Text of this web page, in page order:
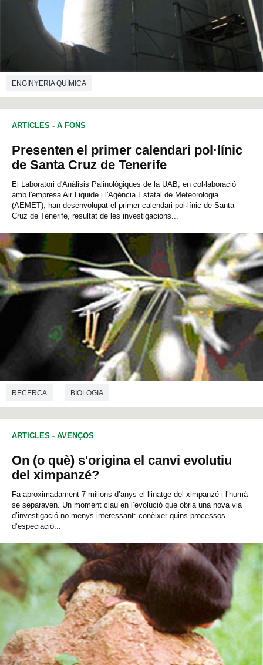
ENGINYERIA QUÍMICA
ARTICLES - A FONS
Presenten el primer calendari pol·línic
de Santa Cruz de Tenerife
El Laboratori d'Anàlisis Palinològiques de la UAB, en col·laboració
amb l'empresa Air Liquide i l'Agència Estatal de Meteorologia
(AEMET), han desenvolupat el primer calendari pol·línic de Santa
Cruz de Tenerife, resultat de les investigacions...
RECERCA BIOLOGIA
ARTICLES - AVENÇOS
On (o què) s'origina el canvi evolutiu
del ximpanzé?
Fa aproximadament 7 milions d’anys el llinatge del ximpanzé i l’humà
se separaven. Un moment clau en l’evolució que obria una nova via
d’investigació no menys interessant: conèixer quins processos
d’especiació...